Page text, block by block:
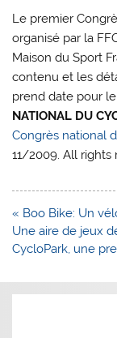
Le premier
organisé par la
Maison du Sport
contenu et les
prend date pour
NATIONAL DU
Congrès national
11/2009. All rights
Navigation
de
l’article
« Boo Bike: Un
Une aire de jeux
CycloPark, une